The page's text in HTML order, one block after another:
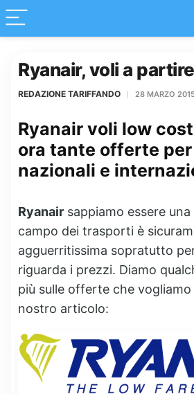
Ryanair, voli a
REDAZIONE TARIFFANDO 28 MARZO
Ryanair voli low
ora tante offerte
nazionali e
Ryanair sappiamo essere
campo dei trasporti è
agguerritissima sopratutto
riguarda i prezzi. Diamo
più sulle offerte che
nostro articolo: